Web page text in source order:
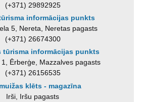
(+371) 29892925
informācijas punkts
5, Nereta, Neretas pagasts
(+371) 26674300
tūrisma informācijas punkts
Ērberģe, Mazzalves pagasts
(+371) 26156535
klēts - magazīna
Irši, Iršu pagasts